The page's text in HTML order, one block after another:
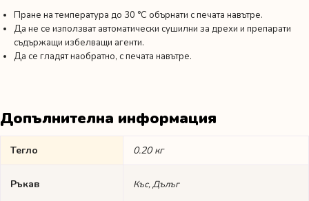
Пране на температура до 30 °C обърнати с печата навътре.
Да не се използват автоматически сушилни за дрехи и препарати
съдържащи избелващи агенти.
Да се гладят наобратно, с печата навътре.
Допълнителна информация
Тегло 0.20 кг
Ръкав Къс, Дълъг